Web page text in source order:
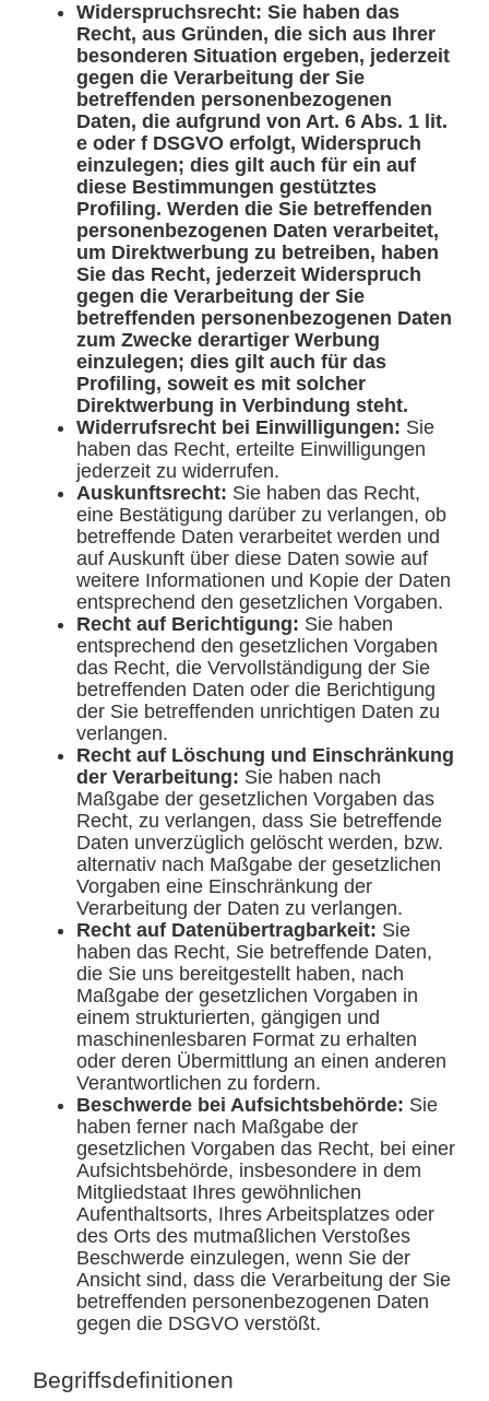
Widerspruchsrecht: Sie haben das
Recht, aus Gründen, die sich aus Ihrer
besonderen Situation ergeben, jederzeit
gegen die Verarbeitung der Sie
betreffenden personenbezogenen
Daten, die aufgrund von Art. 6 Abs. 1 lit.
e oder f DSGVO erfolgt, Widerspruch
einzulegen; dies gilt auch für ein auf
diese Bestimmungen gestütztes
Profiling. Werden die Sie betreffenden
personenbezogenen Daten verarbeitet,
um Direktwerbung zu betreiben, haben
Sie das Recht, jederzeit Widerspruch
gegen die Verarbeitung der Sie
betreffenden personenbezogenen Daten
zum Zwecke derartiger Werbung
einzulegen; dies gilt auch für das
Profiling, soweit es mit solcher
Direktwerbung in Verbindung steht.
Widerrufsrecht bei Einwilligungen: Sie
haben das Recht, erteilte Einwilligungen
jederzeit zu widerrufen.
Auskunftsrecht: Sie haben das Recht,
eine Bestätigung darüber zu verlangen, ob
betreffende Daten verarbeitet werden und
auf Auskunft über diese Daten sowie auf
weitere Informationen und Kopie der Daten
entsprechend den gesetzlichen Vorgaben.
Recht auf Berichtigung: Sie haben
entsprechend den gesetzlichen Vorgaben
das Recht, die Vervollständigung der Sie
betreffenden Daten oder die Berichtigung
der Sie betreffenden unrichtigen Daten zu
verlangen.
Recht auf Löschung und Einschränkung
der Verarbeitung: Sie haben nach
Maßgabe der gesetzlichen Vorgaben das
Recht, zu verlangen, dass Sie betreffende
Daten unverzüglich gelöscht werden, bzw.
alternativ nach Maßgabe der gesetzlichen
Vorgaben eine Einschränkung der
Verarbeitung der Daten zu verlangen.
Recht auf Datenübertragbarkeit: Sie
haben das Recht, Sie betreffende Daten,
die Sie uns bereitgestellt haben, nach
Maßgabe der gesetzlichen Vorgaben in
einem strukturierten, gängigen und
maschinenlesbaren Format zu erhalten
oder deren Übermittlung an einen anderen
Verantwortlichen zu fordern.
Beschwerde bei Aufsichtsbehörde: Sie
haben ferner nach Maßgabe der
gesetzlichen Vorgaben das Recht, bei einer
Aufsichtsbehörde, insbesondere in dem
Mitgliedstaat Ihres gewöhnlichen
Aufenthaltsorts, Ihres Arbeitsplatzes oder
des Orts des mutmaßlichen Verstoßes
Beschwerde einzulegen, wenn Sie der
Ansicht sind, dass die Verarbeitung der Sie
betreffenden personenbezogenen Daten
gegen die DSGVO verstößt.
Begriffsdefinitionen